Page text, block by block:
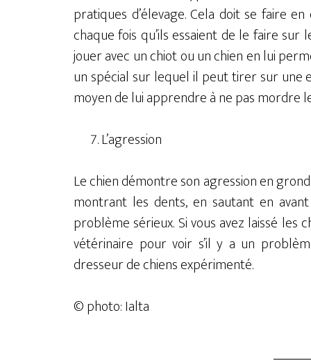
pratiques d’élevage. Cela doit se faire
chaque fois qu’ils essaient de le faire
jouer avec un chiot ou un chien en lui
un spécial sur lequel il peut tirer sur
moyen de lui apprendre à ne pas mordre
L’agression
Le chien démontre son agression en
montrant les dents, en sautant en
problème sérieux. Si vous avez laissé
vétérinaire pour voir s’il y a un
dresseur de chiens expérimenté.
© photo: Ialta